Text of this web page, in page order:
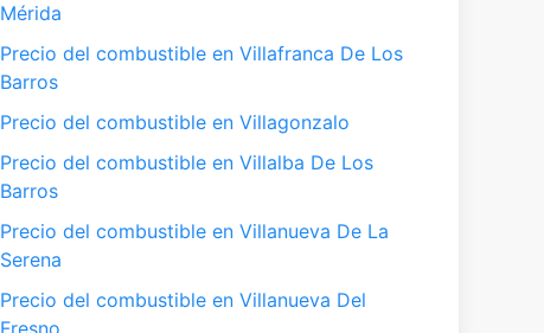
Mérida
Precio del combustible en Villafranca De Los
Barros
Precio del combustible en Villagonzalo
Precio del combustible en Villalba De Los
Barros
Precio del combustible en Villanueva De La
Serena
Precio del combustible en Villanueva Del
Fresno